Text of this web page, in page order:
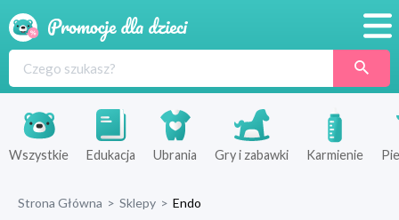
Produkty
Sklepy
Wszystkie Edukacja Ubrania Gry i zabawki Karmienie
Strona Główna > Sklepy > Endo